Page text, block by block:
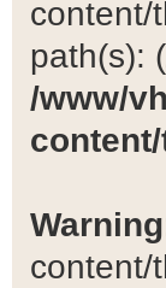
content/
path(s):
/www/
Warning
content/